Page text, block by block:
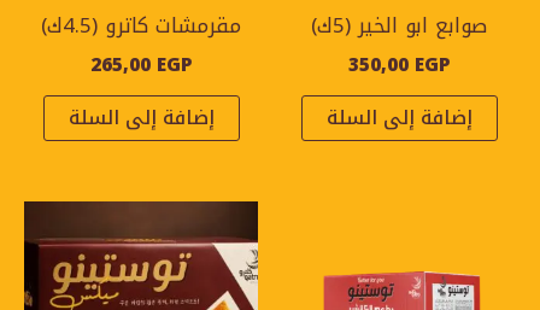
صوابع ابو الخير (5ك)
350,00 EGP
إضافة إلى السلة
مقرمشات كاترو (4.5ك)
265,00 EGP
إضافة إلى السلة